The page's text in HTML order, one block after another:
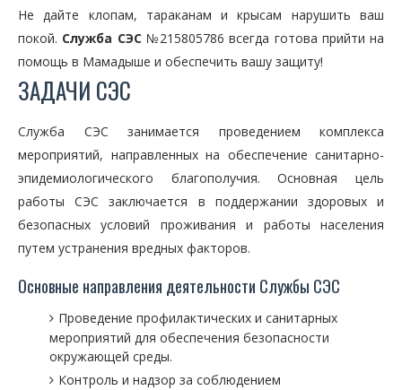
Не дайте клопам, тараканам и крысам нарушить ваш
покой. Служба СЭС№215805786 всегда готова прийти на
помощь в Мамадыше и обеспечить вашу защиту!
ЗАДАЧИ СЭС
Служба СЭС занимается проведением комплекса
мероприятий, направленных на обеспечение санитарно-
эпидемиологического благополучия. Основная цель
работы СЭС заключается в поддержании здоровых и
безопасных условий проживания и работы населения
путем устранения вредных факторов.
Основные направления деятельности Службы СЭС
Проведение профилактических и санитарных
мероприятий для обеспечения безопасности
окружающей среды.
Контроль и надзор за соблюдением